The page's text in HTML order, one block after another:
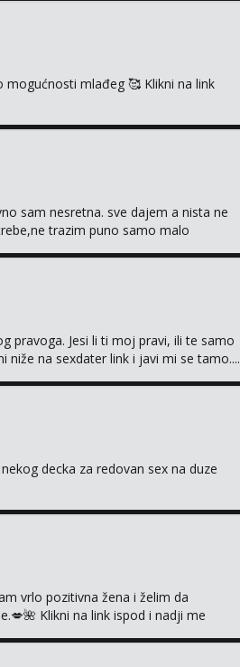
mlađeg 🥰 Klikni na link
sam nesretna. sve dajem a nista ne
trazim puno samo malo
pravoga. Jesi li ti moj pravi, ili te samo
na sexdater link i javi mi se tamo....
decka za redovan sex na duze
vrlo pozitivna žena i želim da
Klikni na link ispod i nadji me